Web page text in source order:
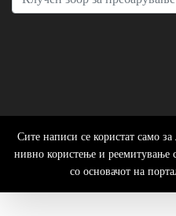
Сите написи се користат само
нивно користење и реемитување
со основачот на